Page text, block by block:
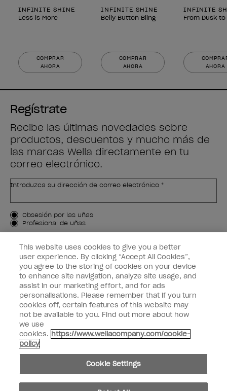
INFINITE SHINE
Less is More
COMPRAR
AHORA
INFINITE SHINE
Belly Button Bling
COMPRAR
AHORA
INFINITE
From Dusk
AHORA
Regístrate
Recibe las últimas novedades sobre
productos, descuentos y mucho más de
las marcas Wella directamente en tu
correo electrónico.
Introduzca su dirección de correo electrónico *
Tipo de cliente
Obsesión por las uñas
Profesional de uñas
APÚNTAME
Customer Information
Connect with OPI
facebook instagram pinterest youtube
No compartir ni vender información personal
© Copyright 2024, Wella Operations US LLC, Todos los derechos reservados.
This website uses cookies to give you a better
user experience. By clicking “Accept All Cookies”,
you agree to the storing of cookies on your device
to enhance site navigation, analyze site usage, and
assist in our marketing effort, and for ads
personalisations. Please remember that if you turn
cookies off, certain features of this website may
not be available to you. Find out more about how
we use
cookies. https://www.wellacompany.com/cookie-
policy
Cookie Settings